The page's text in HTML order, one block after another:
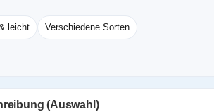
leicht Verschiedene Sorten
(Auswahl)